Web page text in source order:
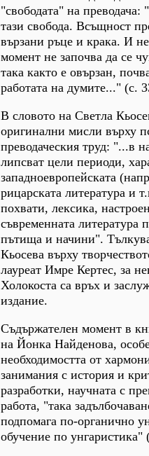
"свободата" на преводача:
тази свобода. Всъщност
вързани ръце и крака. И
момент не започва да се
така както е овързан,
работата на думите..." (с.
В словото на Светла
оригинални мисли върху
преводаческия труд: "...в
липсват цели периоди,
западноевропейската
рицарската литература и
похвати, лексика,
съвременната литература
пътища и начини".
Кьосева върху
лауреат Имре Кертес, за
Холокоста са връх и
издание.
Съдържателен момент в
на Йонка Найденова,
необходимостта от
занимания с история и
разработки, научната с
работа, "така
подпомага по-органично
обучение по унгаристика"